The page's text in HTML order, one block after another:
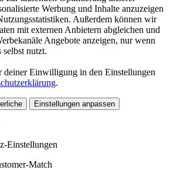
Werbung und Inhalte anzuzeigen
Außerdem können wir
mit externen Anbietern abgleichen und
Angebote anzeigen, nur wenn
selbst nutzt.
deiner Einwilligung in den Einstellungen
.
Einstellungen anpassen
Einstellungen
Match